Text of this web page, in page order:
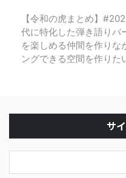
【令和の虎まとめ】
代に特化した弾き語りバ
を楽しめる仲間を作りな
ングできる空間を作りた
サ